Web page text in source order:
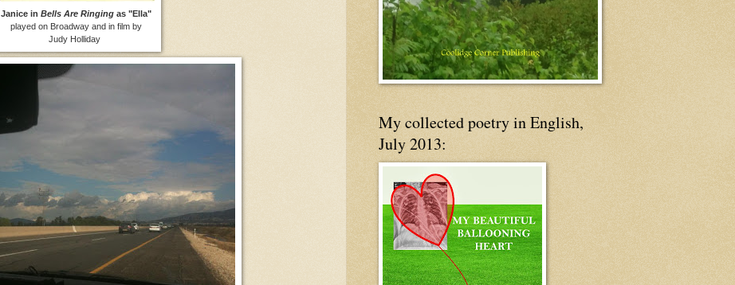
Janice in Bells Are Ringingas "Ella"
played on Broadway and in film by
Judy Holliday
My collected poetry in English,
July 2013: